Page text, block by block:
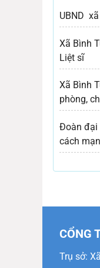
UBND
Xã Bình
Liệt sĩ
Xã Bình
phòng,
Đoàn đại
cách
CỔNG
Trụ sở: